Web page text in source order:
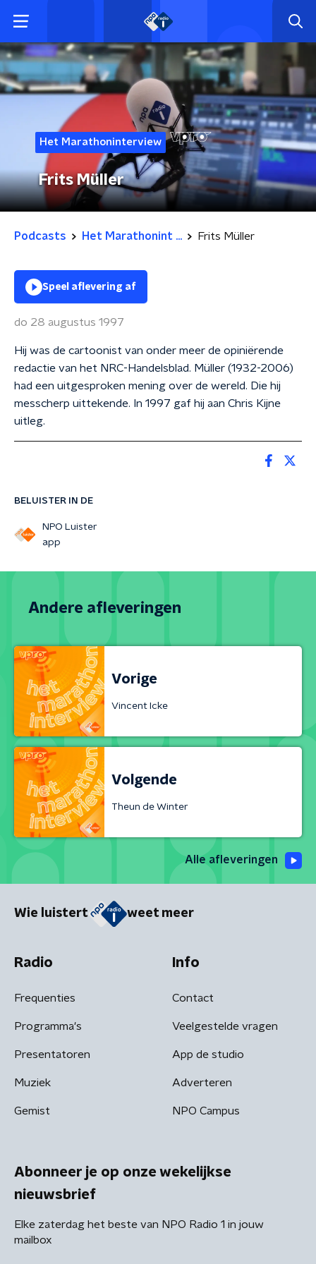
Het Marathoninterview
Frits Müller
Podcasts Het Marathonint ... Frits Müller
BELUISTER IN DE
NPO Luister
app
Speel aflevering af
do 28 augustus 1997
Hij was de cartoonist van onder meer de opiniërende
redactie van het NRC-Handelsblad. Müller (1932-2006)
had een uitgesproken mening over de wereld. Die hij
messcherp uittekende. In 1997 gaf hij aan Chris Kijne
uitleg.
Andere afleveringen
Vorige
Vincent Icke
Volgende
Theun de Winter
Alle afleveringen
Wie luistert weet meer
Radio
Frequenties
Programma's
Presentatoren
Muziek
Gemist
Info
Contact
Veelgestelde vragen
App de studio
Adverteren
NPO Campus
Abonneer je op onze wekelijkse
nieuwsbrief
Elke zaterdag het beste van NPO Radio 1 in jouw
mailbox